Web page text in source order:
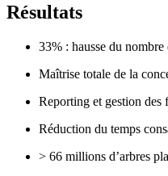
Résultats
33% : hausse du nombre
Maîtrise totale de la
Reporting et gestion des
Réduction du temps
> 66 millions d’arbres